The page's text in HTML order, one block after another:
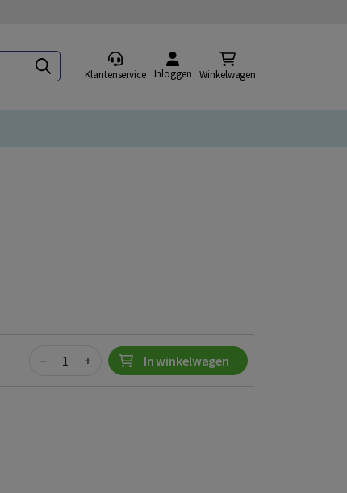
Klantenservice Inloggen Winkelwagen
Quantity
− + In winkelwagen